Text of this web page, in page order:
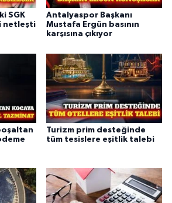
SGK
netleşti
Antalyaspor Başkanı
Mustafa Ergün basının
karşısına çıkıyor
Turizm prim desteğinde
tüm tesislere eşitlik talebi